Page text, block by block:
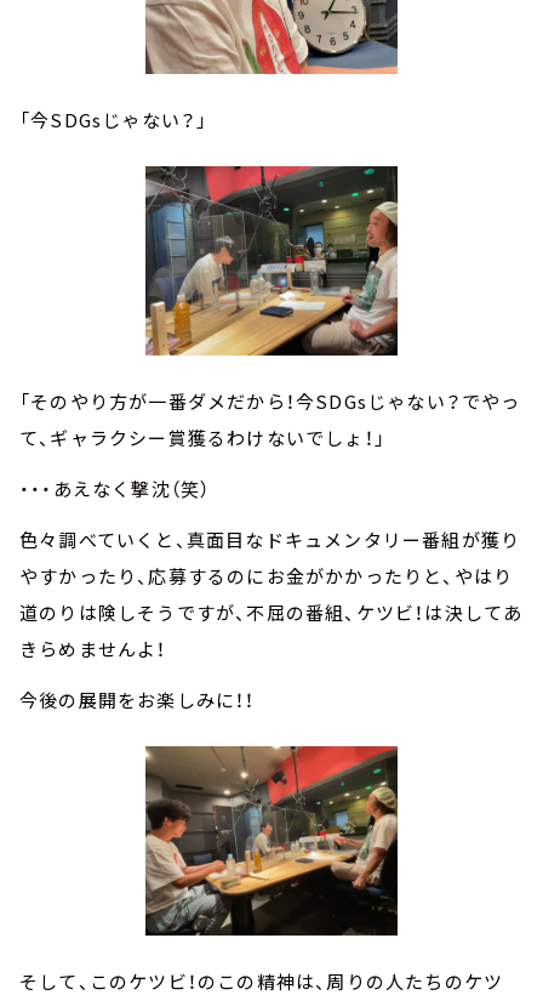
「今SDGsじゃない？」
「そのやり方が一番ダメだから！今SDGsじゃない？でやっ
て、ギャラクシー賞獲るわけないでしょ！」
・・・あえなく撃沈（笑）
色々調べていくと、真面目なドキュメンタリー番組が獲り
やすかったり、応募するのにお金がかかったりと、やはり
道のりは険しそうですが、不屈の番組、ケツビ！は決してあ
きらめませんよ！
今後の展開をお楽しみに！！
そして、このケツビ！のこの精神は、周りの人たちのケツ